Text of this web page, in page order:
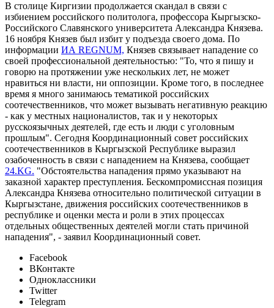
В столице Киргизии продолжается скандал в связи с
избиением российского политолога, профессора Кыргызско-
Российского Славянского университета Александра Князева.
16 ноября Князев был избит у подъезда своего дома. По
информации ИА REGNUM, Князев связывает нападение со
своей профессиональной деятельностью: "То, что я пишу и
говорю на протяжении уже нескольких лет, не может
нравиться ни власти, ни оппозиции. Кроме того, в последнее
время я много занимаюсь тематикой российских
соотечественников, что может вызывать негативную реакцию
- как у местных националистов, так и у некоторых
русскоязычных деятелей, где есть и люди с уголовным
прошлым". Сегодня Координационный совет российских
соотечественников в Кыргызской Республике выразил
озабоченность в связи с нападением на Князева, сообщает
24.KG. "Обстоятельства нападения прямо указывают на
заказной характер преступления. Бескомпромиссная позиция
Александра Князева относительно политической ситуации в
Кыргызстане, движения российских соотечественников в
республике и оценки места и роли в этих процессах
отдельных общественных деятелей могли стать причиной
нападения", - заявил Координационный совет.
Facebook
ВКонтакте
Одноклассники
Twitter
Telegram